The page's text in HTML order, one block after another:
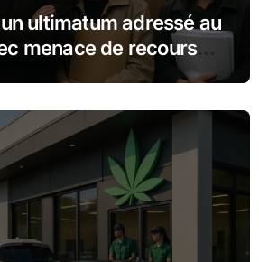
ultimatum adressé au
menace de recours